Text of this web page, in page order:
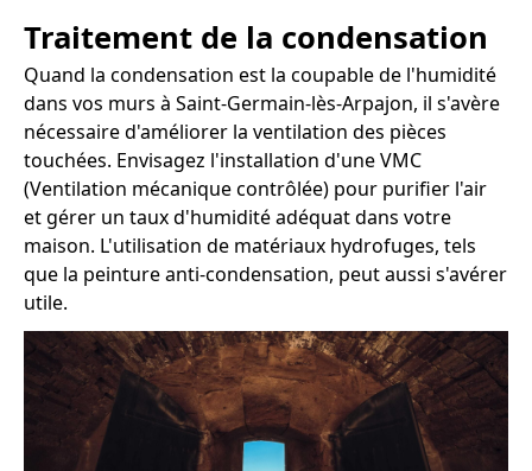
Traitement de la condensation
Quand la condensation est la coupable de l'humidité
dans vos murs à Saint-Germain-lès-Arpajon, il s'avère
nécessaire d'améliorer la ventilation des pièces
touchées. Envisagez l'installation d'une VMC
(Ventilation mécanique contrôlée) pour purifier l'air
et gérer un taux d'humidité adéquat dans votre
maison. L'utilisation de matériaux hydrofuges, tels
que la peinture anti-condensation, peut aussi s'avérer
utile.